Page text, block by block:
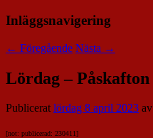
Inläggsnavigering
← Föregående Nästa →
Lördag – Påskafton
Publiceratlördag 8 april 2023 av
[not: publicerad: 230411]